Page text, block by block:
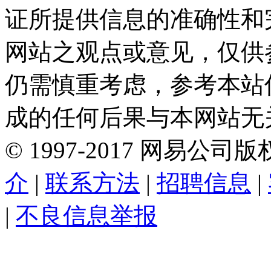
证所提供信息的准确性
网站之观点或意见，仅
仍需慎重考虑，参考本
成的任何后果与本网站
© 1997-2017 网易公司版
介 | 联系方法 | 招聘信息 |
| 不良信息举报